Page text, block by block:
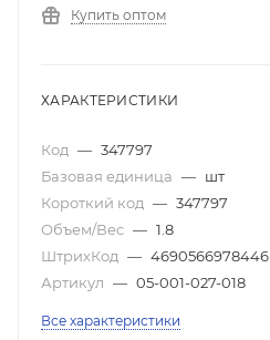
Купить оптом
ХАРАКТЕРИСТИКИ
Код — 347797
Базовая единица — шт
Короткий код — 347797
Объем/Вес — 1.8
ШтрихКод — 4690566978446
Артикул — 05-001-027-018
Все характеристики